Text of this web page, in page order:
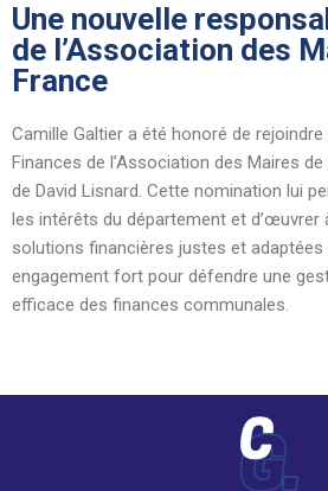
Une nouvelle
de l’Association des
France
Camille Galtier a été honoré de
Finances de l’Association des Maires
de David Lisnard. Cette nomination lui
les intérêts du département et d’œuvrer
solutions financières justes et adaptées
engagement fort pour défendre une
efficace des finances communales.